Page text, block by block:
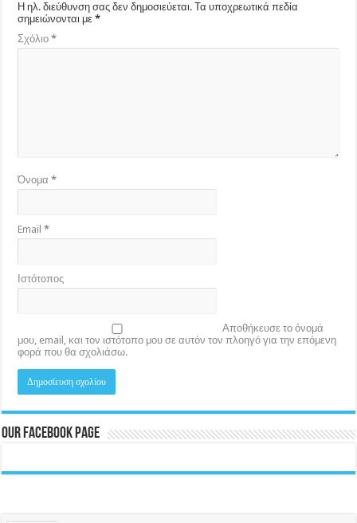
Η ηλ. διεύθυνση σας δεν δημοσιεύεται. Τα υποχρεωτικά πεδία
σημειώνονται με*
Σχόλιο*
Όνομα*
Email*
Ιστότοπος
Αποθήκευσε το όνομά
μου, email, και τον ιστότοπο μου σε αυτόν τον πλοηγό για την επόμενη
φορά που θα σχολιάσω.
Our Facebook Page